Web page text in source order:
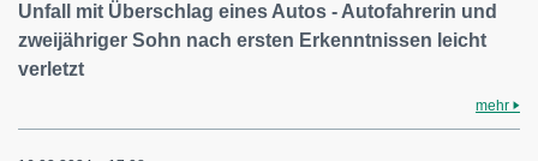
Unfall mit Überschlag eines Autos - Autofahrerin und
zweijähriger Sohn nach ersten Erkenntnissen leicht
verletzt
mehr